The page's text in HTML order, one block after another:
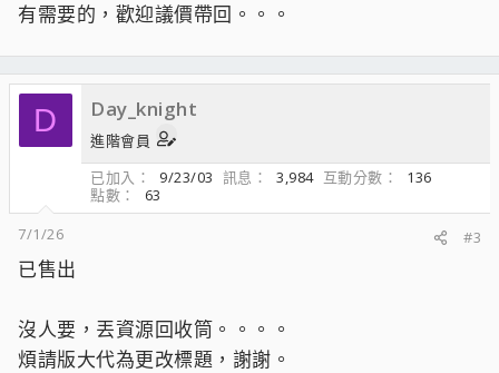
有需要的，歡迎議價帶回。。。
D Day_knight
進階會員
已加入
9/23/03 訊息 3,984 互動分數
136
點數
63
7/1/26
#3
已售出
沒人要，丟資源回收筒。。。。
煩請版大代為更改標題，謝謝。